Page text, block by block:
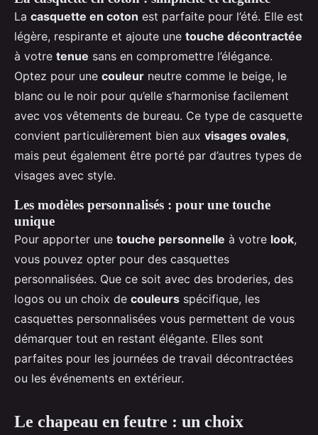
La casquette en coton est parfaite pour l’été. Elle est
légère, respirante et ajoute une touche décontractée
à votre tenue sans en compromettre l’élégance.
Optez pour une couleur neutre comme le beige, le
blanc ou le noir pour qu’elle s’harmonise facilement
avec vos vêtements de bureau. Ce type de casquette
convient particulièrement bien aux visages ovales,
mais peut également être porté par d’autres types de
visages avec style.
Les modèles personnalisés : pour une touche
unique
Pour apporter une touche personnelle à votre look,
vous pouvez opter pour des casquettes
personnalisées. Que ce soit avec des broderies, des
logos ou un choix de couleurs spécifique, les
casquettes personnalisées vous permettent de vous
démarquer tout en restant élégante. Elles sont
parfaites pour les journées de travail décontractées
ou les événements en extérieur.
Le chapeau en feutre : un choix